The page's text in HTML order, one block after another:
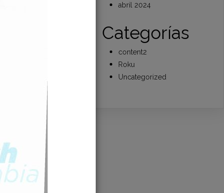
abril 2024
Categorías
content2
Roku
Uncategorized